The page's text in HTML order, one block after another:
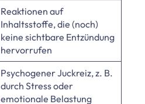
Reaktionen auf
Inhaltsstoffe, die (noch)
keine sichtbare Entzündung
hervorrufen
Psychogener Juckreiz, z. B.
durch Stress oder
emotionale Belastung